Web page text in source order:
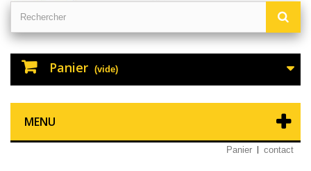
Panier (vide)
MENU
Panier contact